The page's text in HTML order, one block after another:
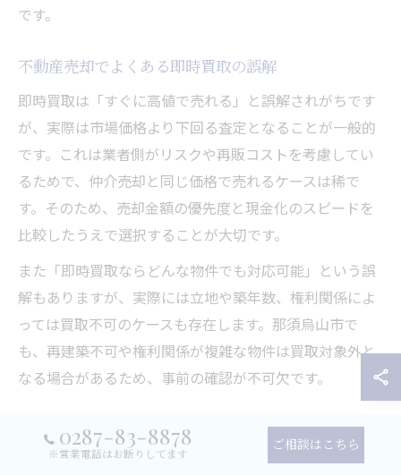
です。
不動産売却でよくある即時買取の誤解
即時買取は「すぐに高値で売れる」と誤解されがちです
が、実際は市場価格より下回る査定となることが一般的
です。これは業者側がリスクや再販コストを考慮してい
るためで、仲介売却と同じ価格で売れるケースは稀で
す。そのため、売却金額の優先度と現金化のスピードを
比較したうえで選択することが大切です。
また「即時買取ならどんな物件でも対応可能」という誤
解もありますが、実際には立地や築年数、権利関係によ
っては買取不可のケースも存在します。那須烏山市で
も、再建築不可や権利関係が複雑な物件は買取対象外と
なる場合があるため、事前の確認が不可欠です。
長期保有と即売却を比較した賢
0287-83-8878
※営業電話はお断りしてます
ご相談はこちら